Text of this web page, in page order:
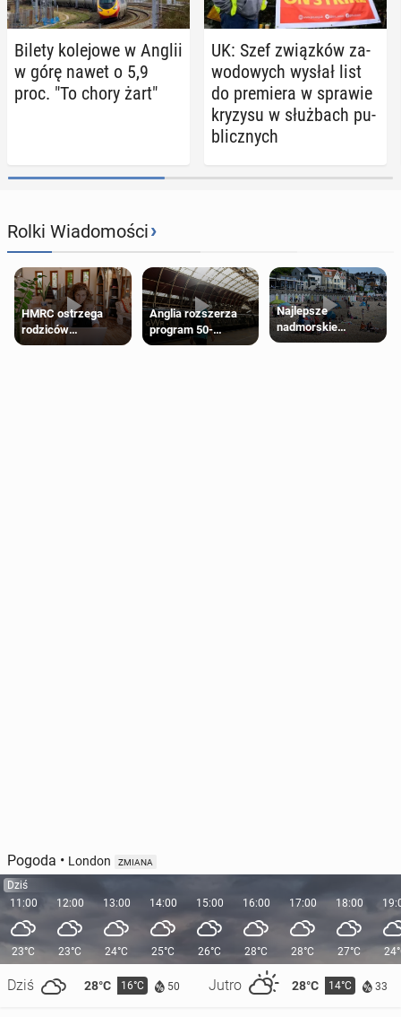
Bilety ko­le­jo­we w Anglii
w górę nawet o 5,9
proc. "To chory żart"
UK: Szef związ­ków za­
wo­do­wych wysłał list
do pre­mie­ra w sprawie
kryzysu w służ­bach pu­
blicz­nych
Rolki Wiadomości›
HMRC ostrzega
rodziców
pobierających Child
Anglia rozszerza
program 50-
procentowych
Najlepsze
nadmorskie
miasteczko blisko
Pogoda • London ZMIANA
Dziś
11:00
23°C
Dziś 28°C 16°C 50 Jutro 28°C 14°C 33
12:00
23°C
13:00
24°C
14:00
25°C
15:00
26°C
16:00
28°C
17:00
28°C
18:00
27°C